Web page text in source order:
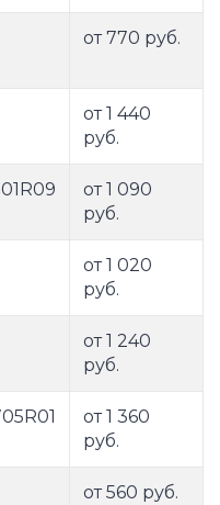
от 770 руб.
от 1 440
руб.
от 1 090
руб.
от 1 020
руб.
от 1 240
руб.
от 1 360
руб.
от 560 руб.